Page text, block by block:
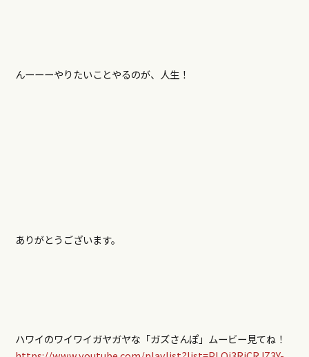
んーーーやりたいことやるのが、人生！
ありがとうございます。
ハワイのワイワイガヤガヤな「ガズさんぽ」ムービー見てね！